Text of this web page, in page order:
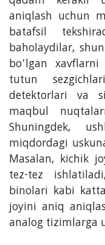
aniqlash uchun
batafsil
baholaydilar,
bo’lgan
tutun
detektorlari va
maqbul
Shuningdek,
miqdordagi
Masalan, kichik
tez-tez
binolari kabi
joyini aniq
analog tizimlarga